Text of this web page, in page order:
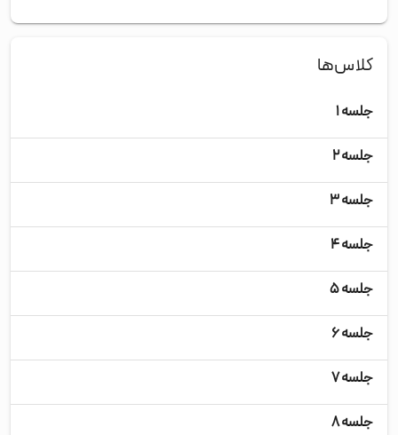
کلاس‌ها
جلسه ۱
جلسه ۲
جلسه ۳
جلسه ۴
جلسه ۵
جلسه ۶
جلسه ۷
جلسه ۸